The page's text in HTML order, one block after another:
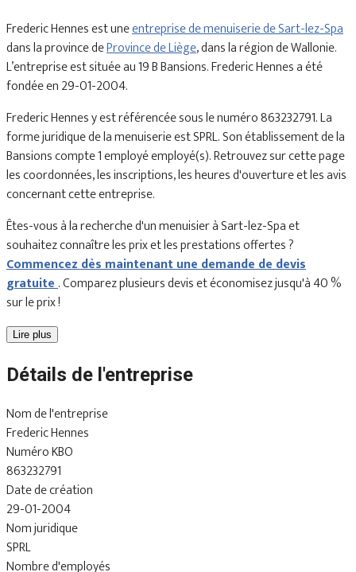
Frederic Hennes est uneentreprise de menuiserie de Sart-lez-Spa
dans la province deProvince de Liège, dans la région de Wallonie.
L’entreprise est située au 19 B Bansions. Frederic Hennes a été
fondée en 29-01-2004.
Frederic Hennes y est référencée sous le numéro 863232791. La
forme juridique de la menuiserie est SPRL. Son établissement de la
Bansions compte 1 employé employé(s). Retrouvez sur cette page
les coordonnées, les inscriptions, les heures d'ouverture et les avis
concernant cette entreprise.
Êtes-vous à la recherche d'un menuisier à Sart-lez-Spa et
souhaitez connaître les prix et les prestations offertes ?
Commencez dès maintenant une demande de devis
gratuite. Comparez plusieurs devis et économisez jusqu'à 40 %
sur le prix !
Lire plus
Détails de l'entreprise
Nom de l'entreprise
Frederic Hennes
Numéro KBO
863232791
Date de création
29-01-2004
Nom juridique
SPRL
Nombre d'employés